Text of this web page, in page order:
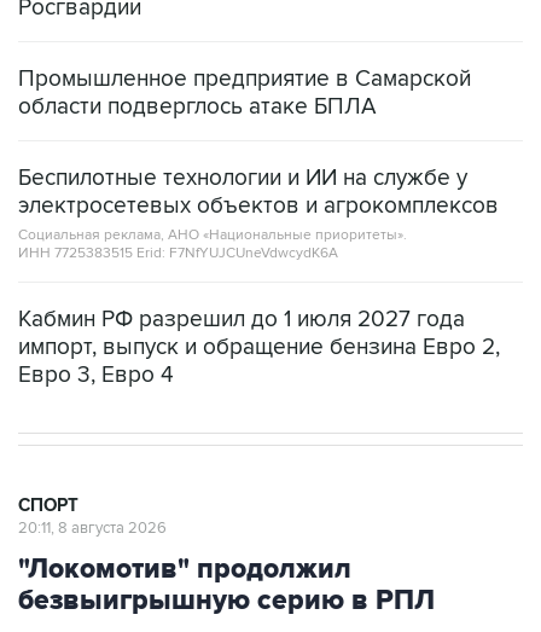
Росгвардии
Промышленное предприятие в Самарской
области подверглось атаке БПЛА
Беспилотные технологии и ИИ на службе у
электросетевых объектов и агрокомплексов
Социальная реклама, АНО «Национальные приоритеты».
ИНН 7725383515 Erid: F7NfYUJCUneVdwcydK6A
Кабмин РФ разрешил до 1 июля 2027 года
импорт, выпуск и обращение бензина Евро 2,
Евро 3, Евро 4
СПОРТ
20:11, 8 августа 2026
"Локомотив" продолжил
безвыигрышную серию в РПЛ